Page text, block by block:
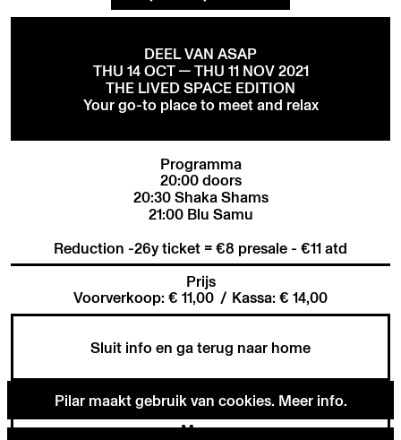
Menu
DEEL VAN ASAP
THU 14 OCT — THU 11 NOV 2021
THE LIVED SPACE EDITION
Your go-to place to meet and relax
Programma
20:00 doors
20:30 Shaka Shams
21:00 Blu Samu
Reduction -26y ticket = €8 presale - €11 atd
Prijs
Voorverkoop: € 11,00 / Kassa: € 14,00
Sluit info en ga terug naar home
Pilar maakt gebruik van cookies. Meer info.